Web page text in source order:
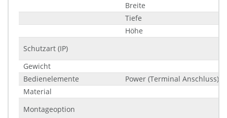
Breite
Tiefe
Höhe
Schutzart (IP)
Gewicht
Bedienelemente
Power (Terminal Anschluss)
Material
Montageoption